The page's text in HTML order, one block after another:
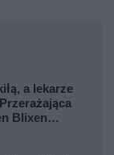
a lekarze
Blixen